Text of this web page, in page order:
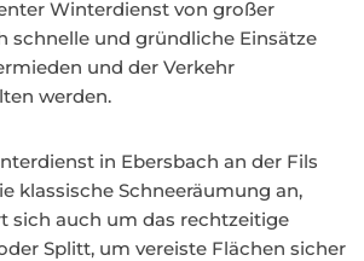
Winterdienst von großer
schnelle und gründliche Einsätze
und der Verkehr
werden.
in Ebersbach an der Fils
klassische Schneeräumung an,
sich auch um das rechtzeitige
Splitt, um vereiste Flächen sicher